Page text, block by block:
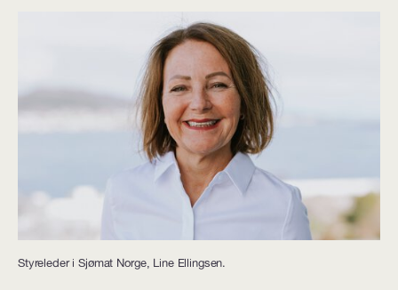
Styreleder i Sjømat Norge, Line Ellingsen.